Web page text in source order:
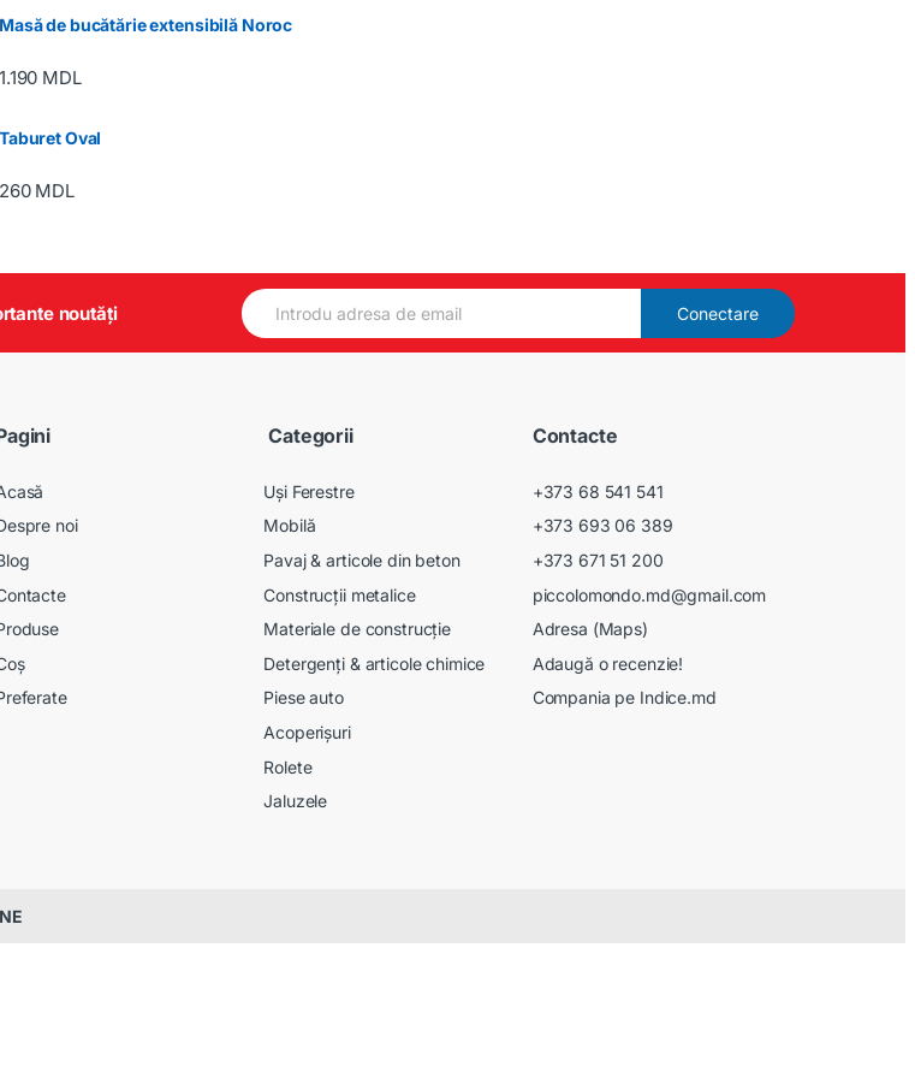
Masă de bucătărie extensibilă Noroc
1.190 MDL
Taburet Oval
260 MDL
noutăți
E
m
Conectare
noi
Categorii
Uși Ferestre
Mobilă
Pavaj & articole din beton
Construcții metalice
Materiale de construcție
Detergenți & articole chimice
Piese auto
Acoperișuri
Rolete
Jaluzele
Contacte
+373 68 541 541
+373 693 06 389
+373 671 51 200
piccolomondo.md@gmail.com
Adresa (Maps)
Adaugă o recenzie!
Compania pe Indice.md